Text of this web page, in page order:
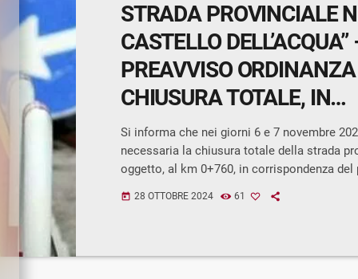
STRADA PROVINCIALE
CASTELLO DELL’ACQUA”
PREAVVISO
CHIUSURA TOTALE, IN
CORRISPONDENZA DEL
SUL FIUME ADDA, TRA I
DI CHIURO E CASTELLO
DELL’ACQUA
Si informa che nei giorni 6 e 7 novembre
necessaria la chiusura totale della strada
oggetto, al km 0+760, in corrispondenza del
e Castello dell’Acqua, per l’intervento
fasce orarie: • dalle ore 8.00 alle ore […]
today 28 OTTOBRE 2024 61